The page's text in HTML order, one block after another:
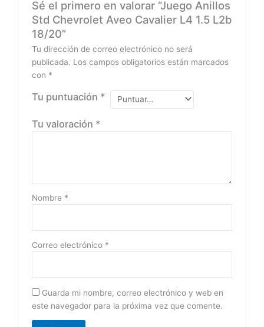
Sé el primero en valorar “Juego Anillos
Std Chevrolet Aveo Cavalier L4 1.5 L2b
18/20”
Tu dirección de correo electrónico no será
publicada. Los campos obligatorios están marcados
con *
Tu puntuación *
Tu valoración *
Nombre *
Correo electrónico *
Guarda mi nombre, correo electrónico y web en
este navegador para la próxima vez que comente.